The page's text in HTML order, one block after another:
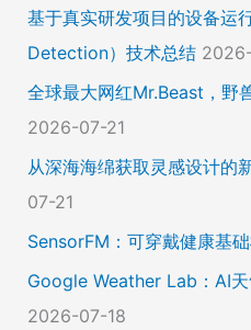
基于真实研发项目的设备运
Detection）技术总结
全球最大网红Mr.Beast，野
2026-07-21
从深海海绵获取灵感设计的
07-21
SensorFM：可穿戴健康基
Google Weather Lab：AI
2026-07-18